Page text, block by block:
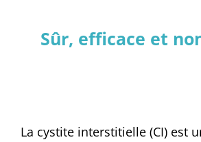
Sûr, efficace et
La cystite interstitielle (CI) est